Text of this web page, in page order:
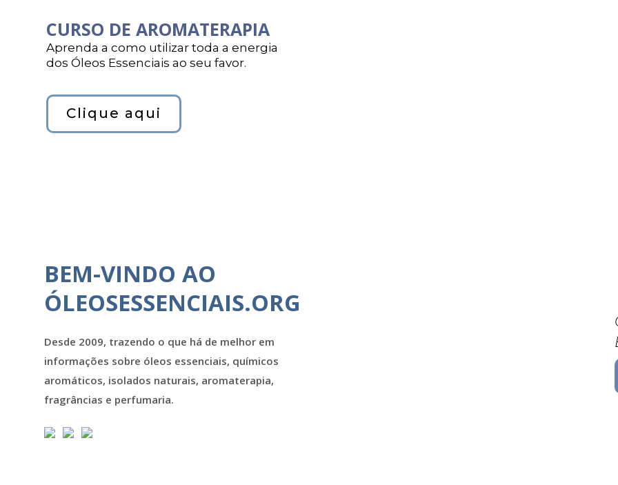
CURSO DE AROMATERAPIA
Aprenda a como utilizar toda a energia
dos Óleos Essenciais ao seu favor.
Clique aqui
BEM-VINDO AO
ÓLEOSESSENCIAIS.ORG
Desde 2009, trazendo o que há de melhor em
informações sobre óleos essenciais, químicos
aromáticos, isolados naturais, aromaterapia,
fragrâncias e perfumaria.